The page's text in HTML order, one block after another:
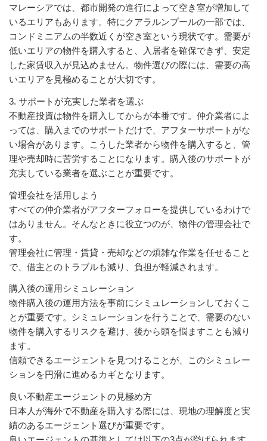
マレーシアでは、都市開発の進行によって空き室が増加して
いるエリアもあります。特にクアラルンプールの一部では、
コンドミニアムの半数近くが空き室という現状です。需要が
低いエリアの物件を購入すると、入居者を確保できず、安定
した家賃収入が見込めません。物件選びの際には、需要の高
いエリアを見極めることが大切です。
3. サポートが充実した業者を選ぶ
不動産投資は物件を購入してからが本番です。仲介業者によ
っては、購入までのサポートだけで、アフターサポートがな
い場合があります。こうした業者から物件を購入すると、管
理や売却時に苦労することになります。購入後のサポートが
充実している業者を選ぶことが重要です。
管理会社を活用しよう
すべての仲介業者がアフターフォローを提供しているわけで
はありません。そんなときに役立つのが、物件の管理会社で
す。
管理会社に管理・賃貸・売却などの煩雑な作業を任せること
で、借主とのトラブルも減り、負担が軽減されます。
購入後の運用シミュレーション
物件購入後の運用方法を事前にシミュレーションしておくこ
とが重要です。シミュレーションを行うことで、需要のない
物件を購入するリスクを避け、後から頭を悩ますことも減り
ます。
信頼できるエージェントを見つけることが、このシミュレー
ションを円滑に進めるカギとなります。
良い不動産エージェントの見極め方
日本人が海外で不動産を購入する際には、現地の理解度と実
績のあるエージェント選びが重要です。